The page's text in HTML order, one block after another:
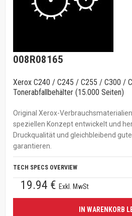
008R08165
Xerox C240 / C245 / C255 / C300 /
Tonerabfallbehälter (15.000 Seiten)
Original Xerox-
speziellen Konzept entwickelt und
Druckqualität und gleichbleibend
garantieren.
TECH SPECS OVERVIEW
19.94 € Exkl. MwSt
IN WARENKORB